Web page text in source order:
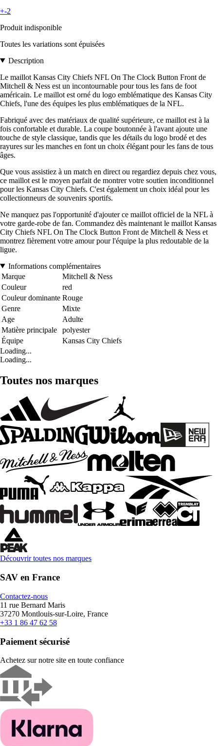
+-2
Produit indisponible
Toutes les variations sont épuisées
Description
Le maillot Kansas City Chiefs NFL On The Clock Button Front de
Mitchell & Ness est un incontournable pour tous les fans de foot
américain. Le maillot est orné du logo emblématique des Kansas City
Chiefs, l'une des équipes les plus emblématiques de la NFL.
Fabriqué avec des matériaux de qualité supérieure, ce maillot est à la
fois confortable et durable. La coupe boutonnée à l'avant ajoute une
touche de style classique, tandis que les détails du logo brodé et des
rayures sur les manches en font un choix élégant pour les fans de tous
âges.
Que vous assistiez à un match en direct ou regardiez depuis chez vous,
ce maillot est le moyen parfait de montrer votre soutien inconditionnel
pour les Kansas City Chiefs. C'est également un choix idéal pour les
collectionneurs de souvenirs sportifs.
Ne manquez pas l'opportunité d'ajouter ce maillot officiel de la NFL à
votre garde-robe de fan. Commandez dès maintenant le maillot Kansas
City Chiefs NFL On The Clock Button Front de Mitchell & Ness et
montrez fièrement votre amour pour l'équipe la plus redoutable de la
ligue.
Informations complémentaires
Marque
Mitchell & Ness
Couleur
red
Couleur dominante Rouge
Genre
Mixte
Age
Adulte
Matière principale
polyester
Équipe
Kansas City Chiefs
Loading...
Loading...
Toutes nos marques
Découvrir toutes nos marques
SAV en France
Contactez-nous
11 rue Bernard Maris
37270 Montlouis-sur-Loire, France
+33 1 86 47 62 58
Paiement sécurisé
Achetez sur notre site en toute confiance